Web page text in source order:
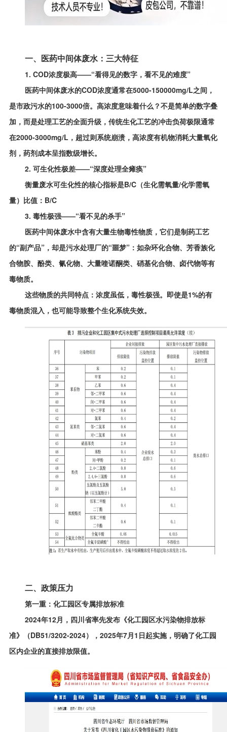
一、医药中间体废水：三大特征
1. COD浓度极高——“看得见的数字，看不见的难度”
医药中间体废水的COD浓度通常在5000-150000mg/L之间，
是市政污水的100-3000倍。高浓度意味着什么？不是简单的数字叠
加，而是处理工艺的全面升级，传统生化工艺的冲击负荷极限通常
在2000-3000mg/L，超过则系统崩溃，高浓度有机物消耗大量氧化
剂，药剂成本呈指数级增长。
2. 可生化性极差——“深度处理全瘫痪”
衡量废水可生化性的核心指标是B/C（生化需氧量/化学需氧
量）比值：B/C
3. 毒性极强——“看不见的杀手”
医药中间体废水中含有大量生物毒性物质，它们是制药工艺
的“副产品”，却是污水处理厂的“噩梦”：如杂环化合物、芳香族化
合物胺、酚类、氰化物、大量喹诺酮类、硝基化合物、卤代物等有
毒物质。
这些物质的共同特点：浓度虽低，毒性极强。即使是1%的有
毒物质混入，也可能导致整个生化系统失效。
二、政策压力
第一重：化工园区专属排放标准
2024年12月，四川省率先发布《化工园区水污染物排放标
准》（DB51/3202-2024），2025年7月1日起实施，明确了化工园
区内企业的直接排放限值。